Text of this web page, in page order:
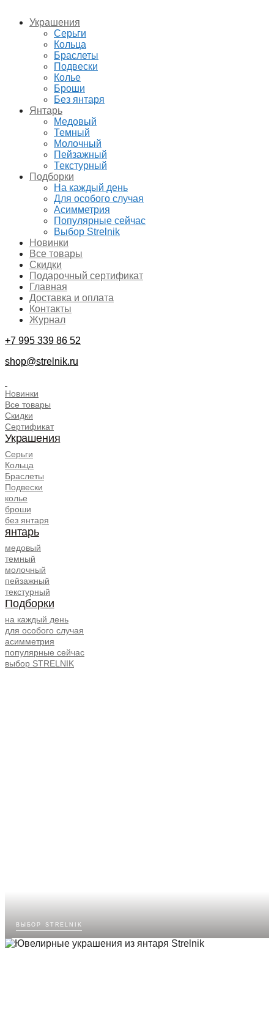
Украшения
Серьги
Кольца
Браслеты
Подвески
Колье
Броши
Без янтаря
Янтарь
Медовый
Темный
Молочный
Пейзажный
Текстурный
Подборки
На каждый день
Для особого случая
Асимметрия
Популярные сейчас
Выбор Strelnik
Новинки
Все товары
Скидки
Подарочный сертификат
Главная
Доставка и оплата
Контакты
Журнал
+7 995 339 86 52
shop@strelnik.ru
Новинки
Все товары
Скидки
Сертификат
Украшения
Серьги
Кольца
Браслеты
Подвески
колье
броши
без янтаря
янтарь
медовый
темный
молочный
пейзажный
текстурный
Подборки
на каждый день
для особого случая
асимметрия
популярные сейчас
выбор STRELNIK
выбор strelnik